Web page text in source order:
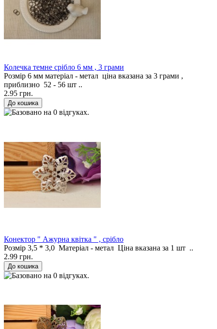
Колечка темне срібло 6 мм , 3 грами
Розмір 6 мм матеріал - метал ціна вказана за 3 грами ,
приблизно 52 - 56 шт ..
2.95 грн.
Конектор " Ажурна квітка " , срібло
Розмір 3,5 * 3,0 Матеріал - метал Ціна вказана за 1 шт ..
2.99 грн.